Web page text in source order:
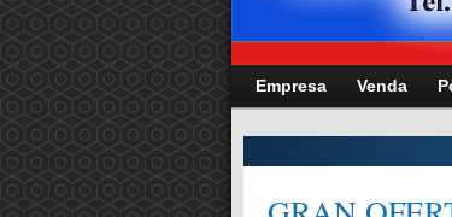
Empresa Venda